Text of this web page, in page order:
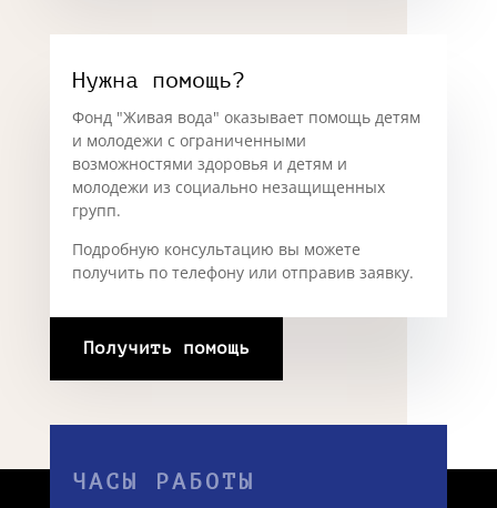
Нужна помощь?
Фонд "Живая вода" оказывает помощь детям
и молодежи с ограниченными
возможностями здоровья и детям и
молодежи из социально незащищенных
групп.
Подробную консультацию вы можете
получить по телефону или отправив заявку.
Получить помощь
ЧАСЫ РАБОТЫ